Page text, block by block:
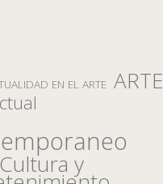
EN EL ARTE ARTE
y